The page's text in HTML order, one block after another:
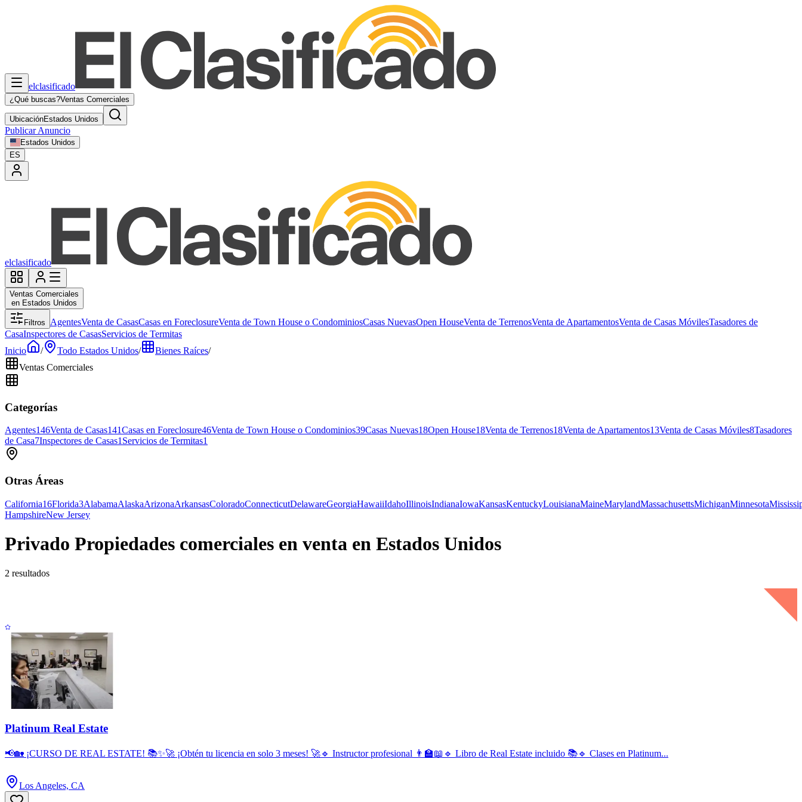
elclasificado
¿Qué buscas?Ventas Comerciales
UbicaciónEstados Unidos
Publicar Anuncio
Estados Unidos
ES
elclasificado
Ventas Comerciales
en Estados Unidos
Filtros AgentesVenta de CasasCasas en ForeclosureVenta de Town House o CondominiosCasas NuevasOpen HouseVenta de TerrenosVenta de ApartamentosVenta de Casas MóvilesTasadores de
CasaInspectores de CasasServicios de Termitas
Inicio
/ Todo Estados Unidos/ Bienes Raíces/
Ventas Comerciales
Categorías
Agentes146Venta de Casas141Casas en Foreclosure46Venta de Town House o Condominios39Casas Nuevas18Open House18Venta de Terrenos18Venta de Apartamentos13Venta de Casas Móviles8Tasadores
de Casa7Inspectores de Casas1Servicios de Termitas1
Otras Áreas
California16Florida3AlabamaAlaskaArizonaArkansasColoradoConnecticutDelawareGeorgiaHawaiiIdahoIllinoisIndianaIowaKansasKentuckyLouisianaMaineMarylandMassachusettsMichiganMinnesota
HampshireNew Jersey
Privado Propiedades comerciales en venta en Estados Unidos
2 resultados
Platinum Real Estate
📢🏡 ¡CURSO DE REAL ESTATE! 📚✨🚀 ¡Obtén tu licencia en solo 3 meses! 🚀🔹 Instructor profesional 👨‍🏫📖🔹 Libro de Real Estate incluido 📚🔹 Clases en Platinum...
Los Angeles, CA